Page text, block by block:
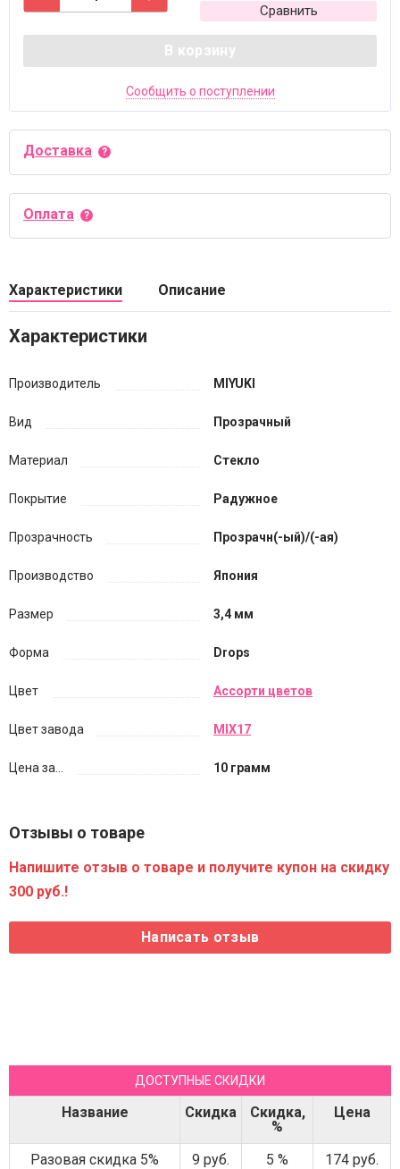
Сравнить
В корзину
Сообщить о поступлении
Доставка
Оплата
Характеристики Описание
Характеристики
Производитель MIYUKI
Вид Прозрачный
Материал Стекло
Покрытие Радужное
Прозрачность Прозрачн(-ый)/(-ая)
Производство Япония
Размер 3,4 мм
Форма Drops
Цвет Ассорти цветов
Цвет завода MIX17
Цена за... 10 грамм
Отзывы о товаре
Напишите отзыв о товаре и получите купон на скидку
300 руб.!
ДОСТУПНЫЕ СКИДКИ
Название Скидка
Скидка,
%
Цена
Разовая скидка 5% 9 руб. 5 %
174 руб.